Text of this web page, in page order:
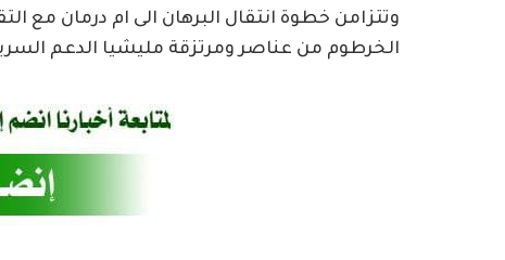
وتتزامن خطوة انتقال البرهان الى ام درمان مع
الخرطوم من عناصر ومرتزقة مليشيا الدعم